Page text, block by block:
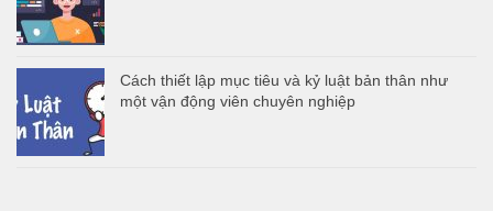
Cách thiết lập mục tiêu và kỷ luật bản thân như
một vận động viên chuyên nghiệp